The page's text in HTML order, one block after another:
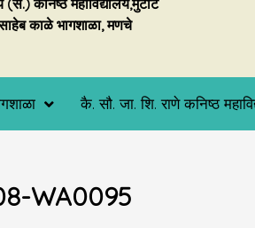
काळे भागशाळा, मणचे
कै. सौ. जा. शि. राणे कनिष्ठ
WA0095